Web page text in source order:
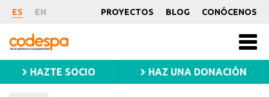
Noticia
ES EN PROYECTOS BLOG CONÓCENOS
CODESPA
HAZTE SOCIO HAZ UNA DONACIÓN